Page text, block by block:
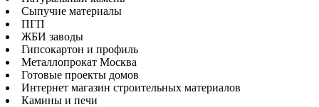
Сыпучие материалы
ПГП
ЖБИ заводы
Гипсокартон и профиль
Металлопрокат Москва
Готовые проекты домов
Интернет магазин строительных материалов
Камины и печи